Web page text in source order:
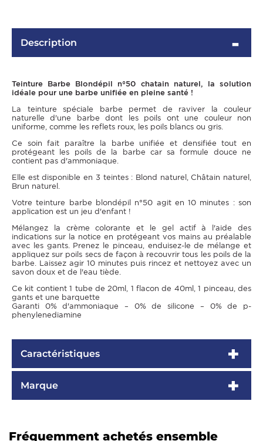
Description
Teinture Barbe Blondépil n°50 chatain naturel, la solution
idéale pour une barbe unifiée en pleine santé !
La teinture spéciale barbe permet de raviver la couleur
naturelle d'une barbe dont les poils ont une couleur non
uniforme, comme les reflets roux, les poils blancs ou gris.
Ce soin fait paraître la barbe unifiée et densifiée tout en
protégeant les poils de la barbe car sa formule douce ne
contient pas d'ammoniaque.
Elle est disponible en 3 teintes : Blond naturel, Châtain naturel,
Brun naturel.
Votre teinture barbe blondépil n°50 agit en 10 minutes : son
application est un jeu d'enfant !
Mélangez la crème colorante et le gel actif à l'aide des
indications sur la notice en protégeant vos mains au préalable
avec les gants. Prenez le pinceau, enduisez-le de mélange et
appliquez sur poils secs de façon à recouvrir tous les poils de la
barbe. Laissez agir 10 minutes puis rincez et nettoyez avec un
savon doux et de l'eau tiède.
Ce kit contient 1 tube de 20ml, 1 flacon de 40ml, 1 pinceau, des
gants et une barquette
Garanti 0% d'ammoniaque – 0% de silicone – 0% de p-
phenylenediamine
Caractéristiques
Marque
Fréquemment achetés ensemble